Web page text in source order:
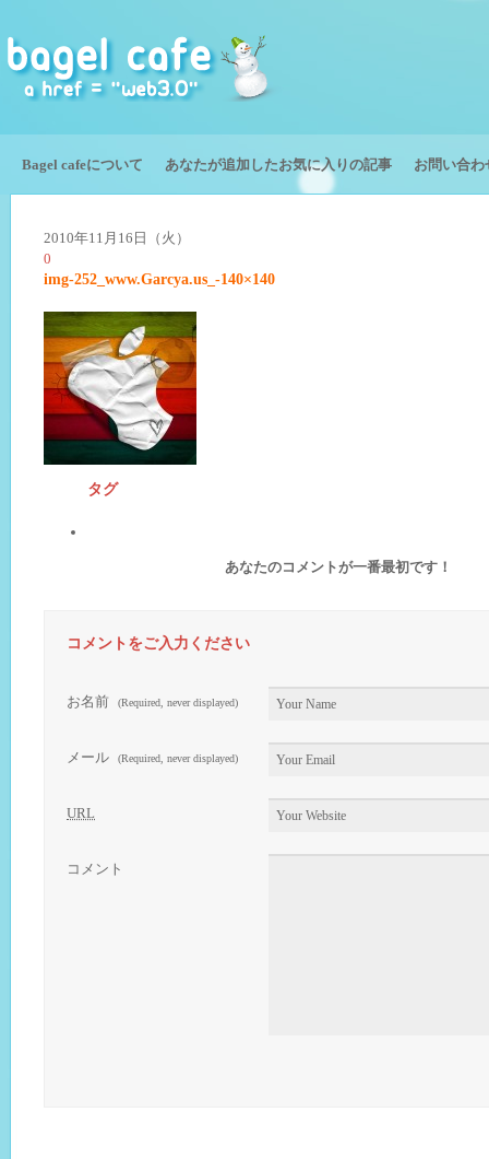
Bagel cafeについて あなたが追加したお気に入りの記事 お問い合わ
2010年11月16日（火）
0
img-252_www.Garcya.us_-140×140
タグ
あなたのコメントが一番最初です！
コメントをご入力ください
お名前 (Required, never displayed)
メール (Required, never displayed)
URL
コメント